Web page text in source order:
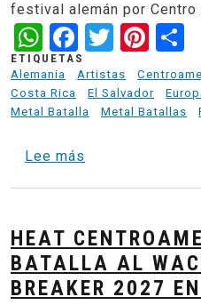
festival alemán por Centro
WhatsApp
Facebook
Twitter
ETIQUETAS
Alemania
Artistas
Costa Rica
El Salvador
Metal Batalla
Metal Batallas
Lee más
HEAT
BATALLA AL
BREAKER 2027